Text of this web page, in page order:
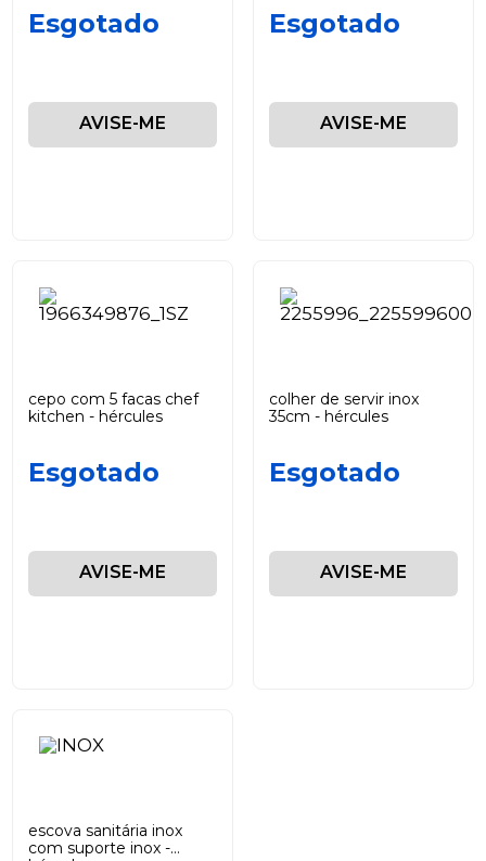
Esgotado
AVISE-ME
Esgotado
AVISE-ME
cepo com 5 facas chef
kitchen - hércules
Esgotado
AVISE-ME
colher de servir inox
35cm - hércules
Esgotado
AVISE-ME
escova sanitária inox
com suporte inox -